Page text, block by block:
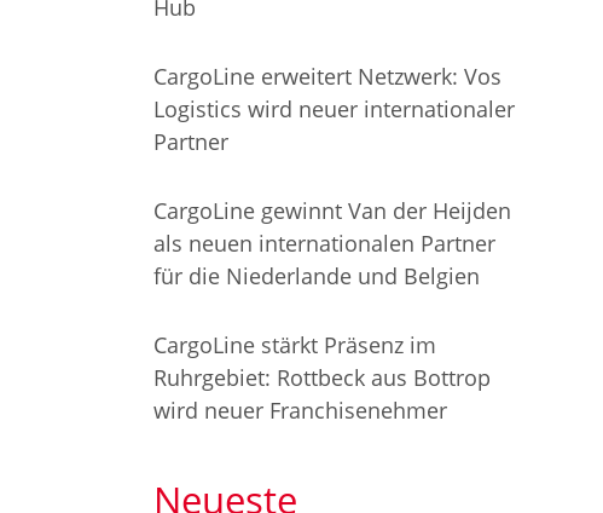
Hub
CargoLine erweitert Netzwerk: Vos
Logistics wird neuer internationaler
Partner
CargoLine gewinnt Van der Heijden
als neuen internationalen Partner
für die Niederlande und Belgien
CargoLine stärkt Präsenz im
Ruhrgebiet: Rottbeck aus Bottrop
wird neuer Franchisenehmer
Neueste